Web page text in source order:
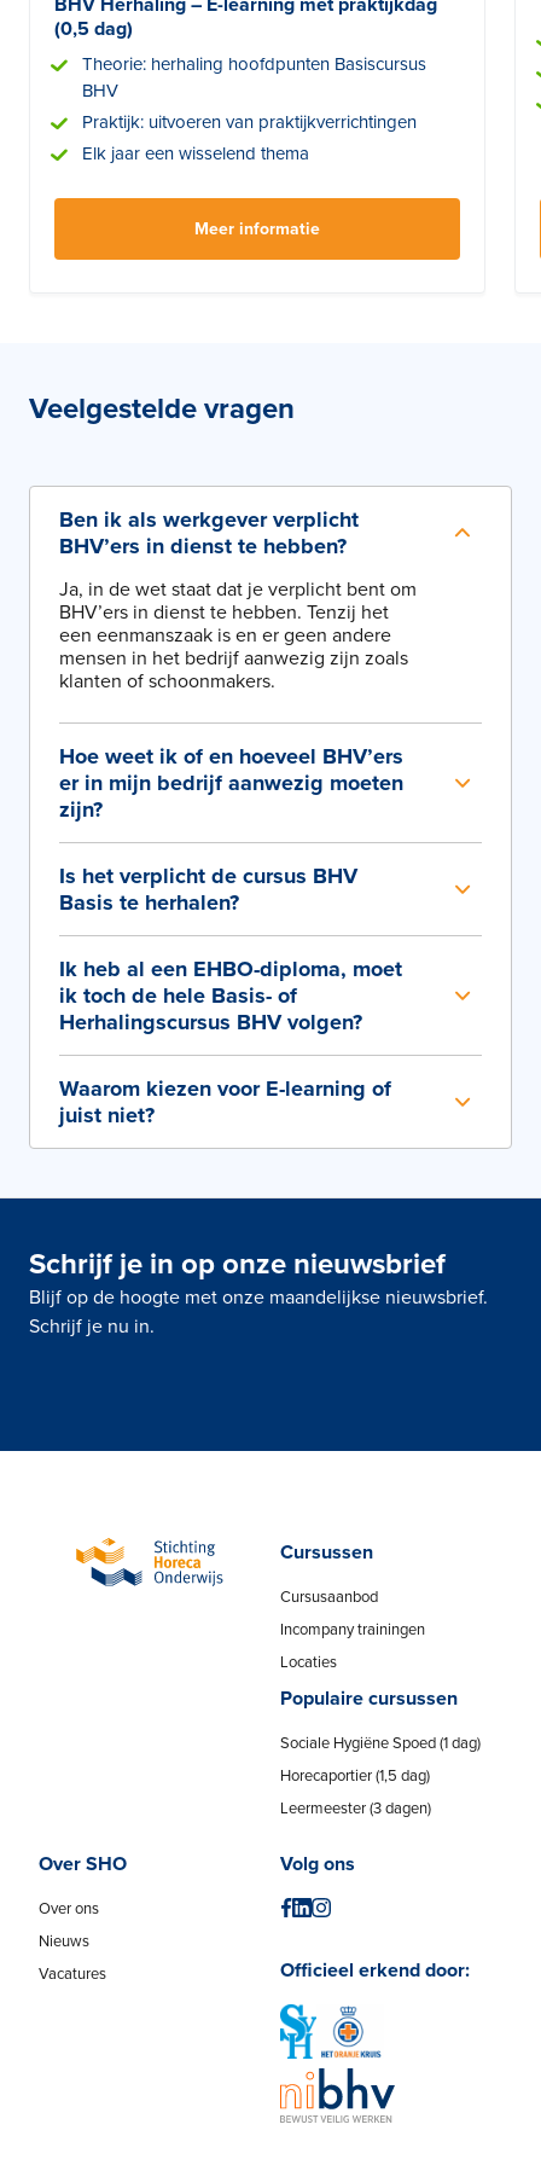
(0,5 dag)
Theorie: herhaling hoofdpunten Basiscursus
BHV
Praktijk: uitvoeren van praktijkverrichtingen
Elk jaar een wisselend thema
Meer informatie
Veelgestelde vragen
Ben ik als werkgever verplicht
BHV’ers in dienst te hebben?
Ja, in de wet staat dat je verplicht bent om
BHV’ers in dienst te hebben. Tenzij het
een eenmanszaak is en er geen andere
mensen in het bedrijf aanwezig zijn zoals
klanten of schoonmakers.
Hoe weet ik of en hoeveel BHV’ers
er in mijn bedrijf aanwezig moeten
zijn?
Is het verplicht de cursus BHV
Basis te herhalen?
Ik heb al een EHBO-diploma, moet
ik toch de hele Basis- of
Herhalingscursus BHV volgen?
Waarom kiezen voor E-learning of
juist niet?
Schrijf je in op onze nieuwsbrief
Blijf op de hoogte met onze maandelijkse nieuwsbrief.
Schrijf je nu in.
Cursussen
Cursusaanbod
Incompany trainingen
Locaties
Populaire cursussen
Sociale Hygiëne Spoed (1 dag)
Horecaportier (1,5 dag)
Leermeester (3 dagen)
Over SHO
Over ons
Nieuws
Vacatures
Volg ons
Officieel erkend door: